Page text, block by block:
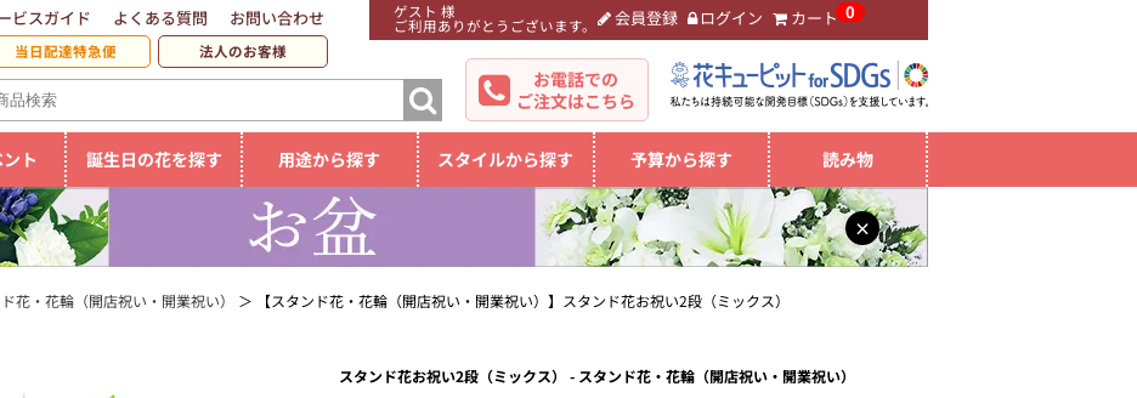
ゲスト 様
ご利用ありがとうございます。 会員登録 ログイン カート 0
ビスガイド よくある質問 お問い合わせ
当日配達特急便 法人のお客様
お電話での
ご注文はこちら
ト 誕生日の花を探す 用途から探す スタイルから探す 予算から探す 読み物
×
花・花輪（開店祝い・開業祝い） 【スタンド花・花輪（開店祝い・開業祝い）】スタンド花お祝い2段（ミックス）
スタンド花お祝い2段（ミックス） - スタンド花・花輪（開店祝い・開業祝い）